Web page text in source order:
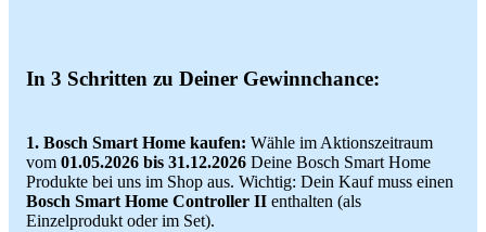
In 3 Schritten zu Deiner Gewinnchance:
1. Bosch Smart Home kaufen: Wähle im Aktionszeitraum
vom 01.05.2026 bis 31.12.2026 Deine Bosch Smart Home
Produkte bei uns im Shop aus. Wichtig: Dein Kauf muss einen
Bosch Smart Home Controller II enthalten (als
Einzelprodukt oder im Set).